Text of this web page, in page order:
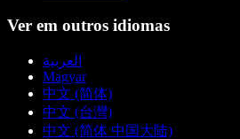
Ver em outros idiomas
العربية
Magyar
中文 (简体)
中文 (台灣)
中文 (简体 中国大陆)